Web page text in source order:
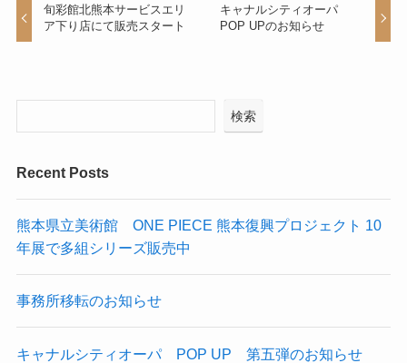
旬彩館北熊本サービスエリ
ア下り店にて販売スタート
キャナルシティオーパ
POP UPのお知らせ
検索
Recent Posts
熊本県立美術館 ONE PIECE 熊本復興プロジェクト 10
年展で多組シリーズ販売中
事務所移転のお知らせ
キャナルシティオーパ POP UP 第五弾のお知らせ